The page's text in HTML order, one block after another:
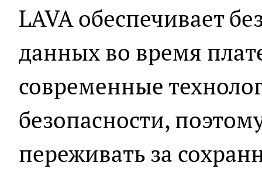
LAVA обеспечивает
данных во время
современные
безопасности,
переживать за